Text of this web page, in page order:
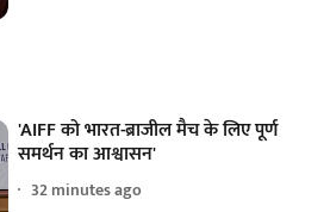
'AIFF को भारत-ब्राजील मैच के लिए पूर्ण
समर्थन का आश्वासन'
32 minutes ago